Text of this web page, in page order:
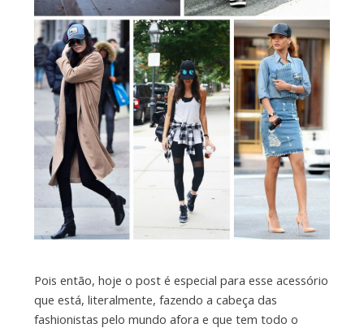
Pois então, hoje o post é especial para esse acessório
que está, literalmente, fazendo a cabeça das
fashionistas pelo mundo afora e que tem todo o